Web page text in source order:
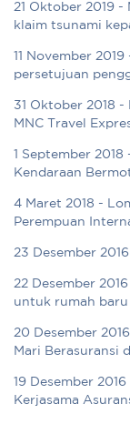
21 Oktober 2019 -
klaim tsunami
11 November
persetujuan
31 Oktober 2018
MNC Travel
1 September
Kendaraan
4 Maret 2018 -
Perempuan
23 Desember
22 Desember
untuk rumah baru
20 Desember
Mari Berasuransi
19 Desember
Kerjasama